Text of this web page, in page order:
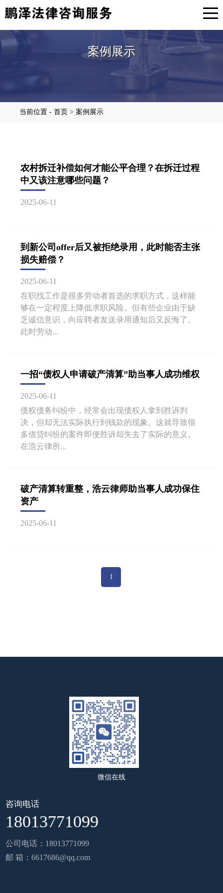
案例展示
当前位置 - 首页 > 案例展示
农村拆迁补偿如何才能公平合理？在拆迁过程
中又该注意哪些问题？
2025-06-11
到新公司offer后又被拒绝录用，此时能否主张
损失赔偿？
2025-06-11
在职找工作是很多劳动者首选的求职方式，这样能
够在一定程度上降低求职风险。但有些企业由于缺
乏诚信意识，向应聘者发送录用通知后又反悔了。
此时劳动...
一招“债权人申请破产清算”助当事人成功维权
2025-06-11
债权债务纠纷中，经常会出现债权人拿到胜诉判
决，但却无法实际执行到钱款的现象。这就导致很
多借贷纠纷的案件即便胜诉却失去了实际的意义。
在浩云律所...
破产清算转重整，浩云律师助当事人成功保住
资产
2025-06-11
1
微信在线
咨询电话
18013771099
公司电话：18013771099
邮 箱：6617686@qq.com